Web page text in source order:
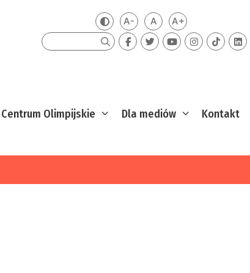
Zmień kontrast
A-Mniejsza czcionka
ADomyślna czcionka
A+Większa
Szukaj
Centrum Olimpijskie Dla mediów Kontakt